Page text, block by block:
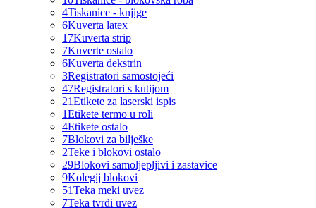
4Tiskanice - knjige
6Kuverta latex
17Kuverta strip
7Kuverte ostalo
6Kuverta dekstrin
3Registratori samostojeći
47Registratori s kutijom
21Etikete za laserski ispis
1Etikete termo u roli
4Etikete ostalo
7Blokovi za bilješke
2Teke i blokovi ostalo
29Blokovi samoljepljivi i zastavice
9Kolegij blokovi
51Teka meki uvez
7Teka tvrdi uvez